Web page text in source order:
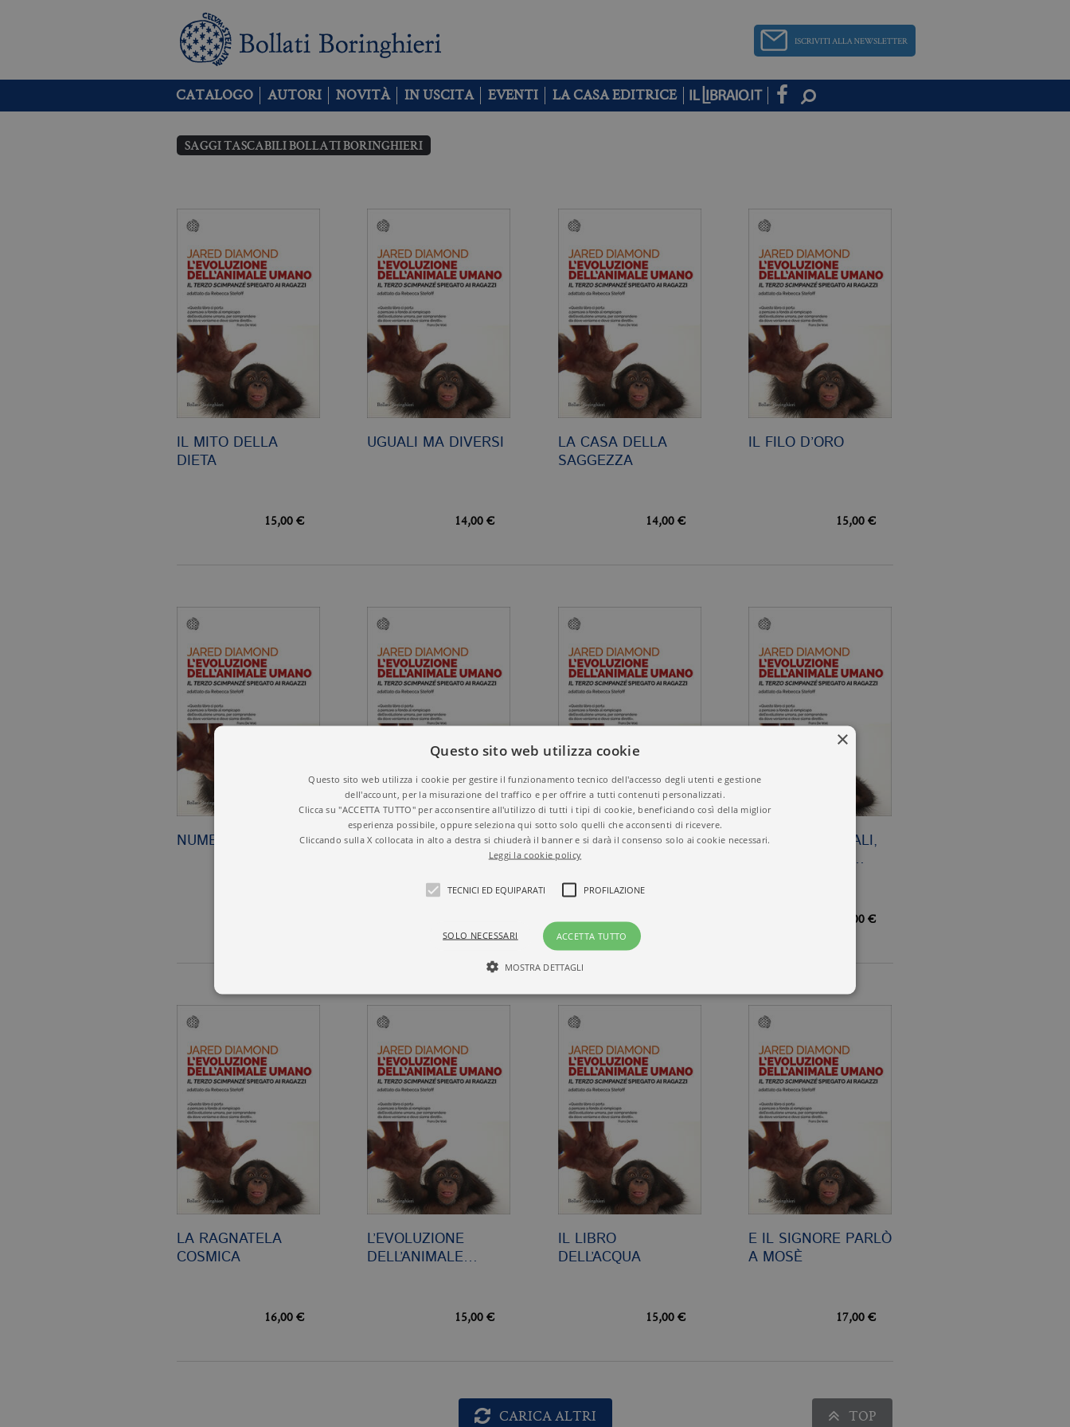
CATALOGO AUTORI NOVITÀ IN USCITA EVENTI LA CASA EDITRICE
SAGGI TASCABILI BOLLATI BORINGHIERI
IL MITO DELLA
DIETA
15,00 €
UGUALI MA DIVERSI
14,00 €
LA CASA DELLA
SAGGEZZA
14,00 €
IL FILO D’ORO
15,00 €
NUMERI INCREDIBILI
LA FISICA DEI
L’ISTINTO DI
NARRARE
ORGANI SESSUALI,
EVOLUZIONE E…
16,00 €
LA RAGNATELA
COSMICA
16,00 €
L’EVOLUZIONE
DELL’ANIMALE…
15,00 €
IL LIBRO
DELL’ACQUA
15,00 €
E IL SIGNORE PARLÒ
A MOSÈ
17,00 €
CARICA ALTRI TOP
×
Questo sito web utilizza cookie
Questo sito web utilizza i cookie per gestire il funzionamento tecnico dell'accesso degli utenti e gestione
dell'account, per la misurazione del traffico e per offrire a tutti contenuti personalizzati.
Clicca su "ACCETTA TUTTO" per acconsentire all'utilizzo di tutti i tipi di cookie, beneficiando così della miglior
esperienza possibile, oppure seleziona qui sotto solo quelli che acconsenti di ricevere.
Cliccando sulla X collocata in alto a destra si chiuderà il banner e si darà il consenso solo ai cookie necessari.
Leggi la cookie policy
TECNICI ED EQUIPARATI PROFILAZIONE
ACCETTA TUTTO
SOLO NECESSARI
MOSTRA DETTAGLI
Profilazione
I cookie tecnici sono strettamente necessari, consentono la funzionalità del sito Web principale come l'accesso degli utenti e la gestione
dell'account. Il sito Web non può essere utilizzato correttamente senza i cookie strettamente necessari. Col rispetto delle condizioni previste dal
Garante, i cookie analitici sono equiparati ai tecnici e dunque non necessitano del consenso.
Dominio
.bollatiboringhieri.it
Questo cookie viene utilizzato dal servizio Cookie-Script.com per ricordare le
preferenze di consenso sui cookie dei visitatori. È necessario che il banner dei
cookie di Cookie-Script.com funzioni correttamente.
_ga
.bollatiboringhieri.it 2 anni
Questo nome di cookie è associato a Google Universal Analytics, che è un
aggiornamento significativo del servizio di analisi più comunemente utilizzato da
Google. Questo cookie viene utilizzato per distinguere utenti unici assegnando
un numero generato in modo casuale come identificatore del cliente. È incluso in
sessioni e campagne per i rapporti di analisi dei siti.
.bollatiboringhieri.it 1 giorno
Questo cookie è impostato da Google Analytics. Memorizza e aggiorna un valore
univoco per ogni pagina visitata e viene utilizzato per contare e tenere traccia
l'elemento pattern sul nome contiene il numero identificativo univoco
dell'account o del sito Web a cui si riferisce. È una variazione del cookie _gat che
Descrizione